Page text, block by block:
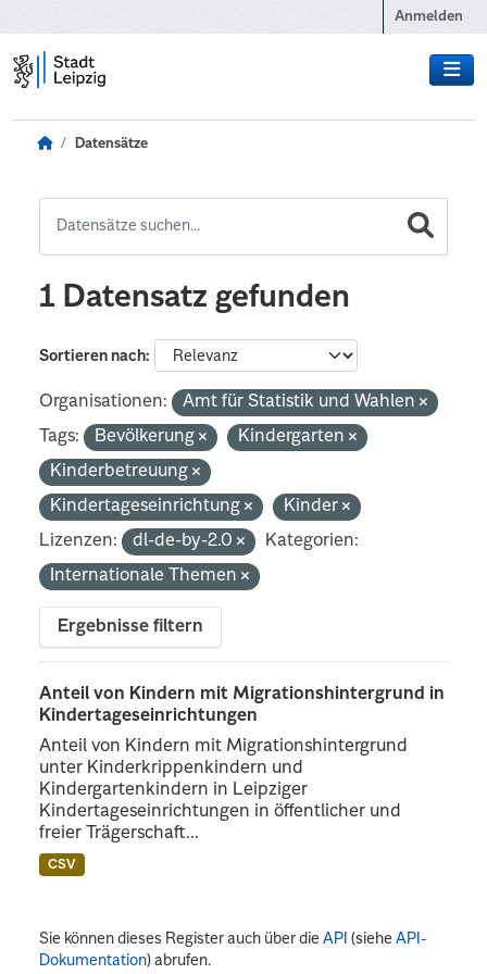
Anmelden
Datensätze
1 Datensatz gefunden
Sortieren nach
Organisationen:
Amt für Statistik und Wahlen
Tags:
Bevölkerung
Kindergarten
Kinderbetreuung
Kindertageseinrichtung
Kinder
Lizenzen:
dl-de-by-2.0
Kategorien:
Internationale Themen
Ergebnisse filtern
Anteil von Kindern mit Migrationshintergrund in
Kindertageseinrichtungen
Anteil von Kindern mit Migrationshintergrund
unter Kinderkrippenkindern und
Kindergartenkindern in Leipziger
Kindertageseinrichtungen in öffentlicher und
freier Trägerschaft...
CSV
Sie können dieses Register auch über dieAPI (sieheAPI-
Dokumentation) abrufen.